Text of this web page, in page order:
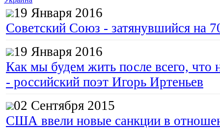
19 Января 2016
Советский Союз - затянувшийся на
19 Января 2016
Как мы будем жить после всего, что
- российский поэт Игорь Иртеньев
02 Сентября 2015
США ввели новые санкции в